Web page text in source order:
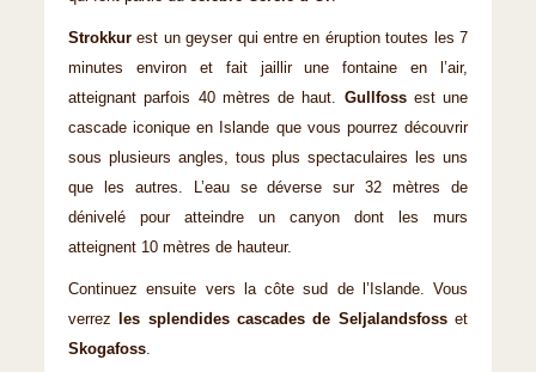
Strokkurest un geyser qui entre en éruption toutes les 7
minutes environ et fait jaillir une fontaine en l’air,
atteignant parfois 40 mètres de haut. Gullfoss est une
cascade iconique en Islande que vous pourrez découvrir
sous plusieurs angles, tous plus spectaculaires les uns
que les autres. L’eau se déverse sur 32 mètres de
dénivelé pour atteindre un canyon dont les murs
atteignent 10 mètres de hauteur.
Continuez ensuite vers la côte sud de l’Islande. Vous
verrez
les splendides cascades de Seljalandsfosset
Skogafoss.